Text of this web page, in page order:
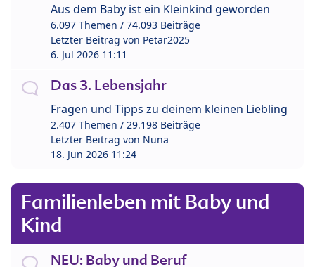
Aus dem Baby ist ein Kleinkind geworden
6.097 Themen / 74.093 Beiträge
Letzter Beitrag von Petar2025
6. Jul 2026 11:11
Das 3. Lebensjahr
Fragen und Tipps zu deinem kleinen Liebling
2.407 Themen / 29.198 Beiträge
Letzter Beitrag von Nuna
18. Jun 2026 11:24
Familienleben mit Baby und
Kind
NEU: Baby und Beruf